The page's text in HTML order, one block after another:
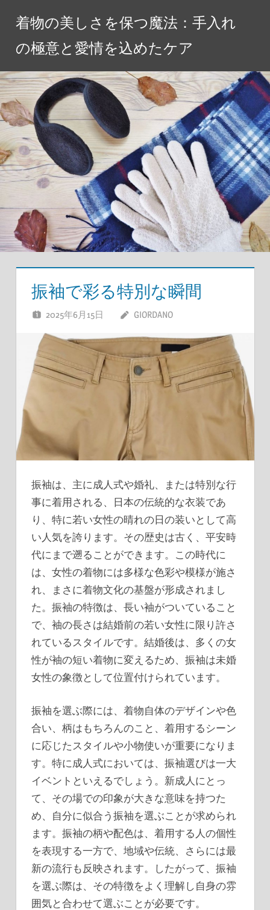
ツ
へ
ス
キ
ッ
プ
着物の美しさを保つ魔法：手入れ
の極意と愛情を込めたケア
振袖で彩る特別な瞬間
2025年6月15日 GIORDANO
振袖は、主に成人式や婚礼、または特別な行
事に着用される、日本の伝統的な衣装であ
り、特に若い女性の晴れの日の装いとして高
い人気を誇ります。 その歴史は古く、平安時
代にまで遡ることができます。この時代に
は、女性の着物には多様な色彩や模様が施さ
れ、まさに着物文化の基盤が形成されまし
た。振袖の特徴は、長い袖がついていること
で、袖の長さは結婚前の若い女性に限り許さ
れているスタイルです。結婚後は、多くの女
性が袖の短い着物に変えるため、振袖は未婚
女性の象徴として位置付けられています。
振袖を選ぶ際には、着物自体のデザインや色
合い、柄はもちろんのこと、着用するシーン
に応じたスタイルや小物使いが重要になりま
す。特に成人式においては、振袖選びは一大
イベントといえるでしょう。新成人にとっ
て、その場での印象が大きな意味を持つた
め、自分に似合う振袖を選ぶことが求められ
ます。振袖の柄や配色は、着用する人の個性
を表現する一方で、地域や伝統、さらには最
新の流行も反映されます。したがって、振袖
を選ぶ際は、その特徴をよく理解し自身の雰
囲気と合わせて選ぶことが必要です。